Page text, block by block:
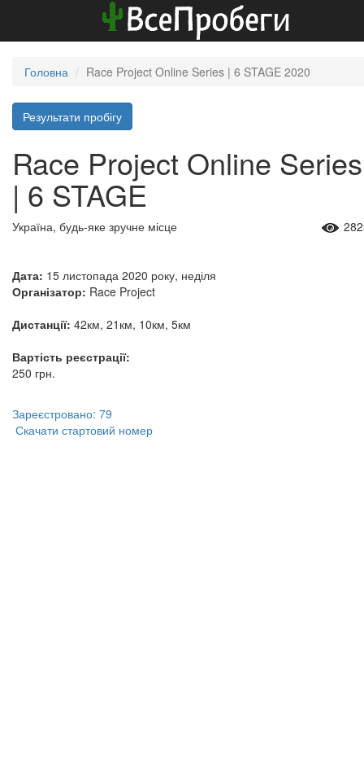
Головна Race Project Online Series | 6 STAGE 2020
Результати пробігу
Race Project Online Series
| 6 STAGE
Україна, будь-яке зручне місце
Дата: 15 листопада 2020 року, неділя
Організатор: Race Project
Дистанції: 42км, 21км, 10км, 5км
Вартість реєстрації:
250 грн.
Зареєстровано: 79
Скачати стартовий номер